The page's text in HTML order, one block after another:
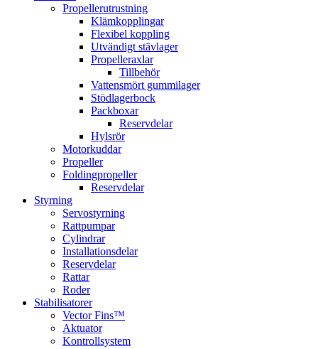
Propellerutrustning
Klämkopplingar
Flexibel koppling
Utvändigt stävlager
Propelleraxlar
Tillbehör
Vattensmört gummilager
Stödlagerbock
Packboxar
Reservdelar
Hylsrör
Motorkuddar
Propeller
Foldingpropeller
Reservdelar
Styrning
Servostyrning
Rattpumpar
Cylindrar
Installationsdelar
Reservdelar
Rattar
Roder
Stabilisatorer
Vector Fins™
Aktuator
Kontrollsystem